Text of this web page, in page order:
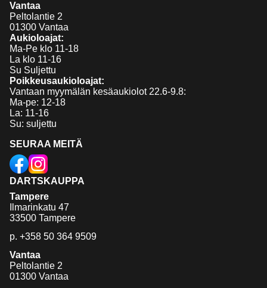
DARTSKAUPPA
Tampere
Ilmarinkatu 47
33500 Tampere
p. +358 50 364 9509
Vantaa
Peltolantie 2
01300 Vantaa
SEURAA MEITÄ
Vantaa
Peltolantie 2
01300 Vantaa
Aukioloajat:
Ma-Pe klo 11-18
La klo 11-16
Su Suljettu
Poikkeusaukioloajat:
Vantaan myymälän kesäaukiolot 22.6-9.8:
Ma-pe: 12-18
La: 11-16
Su: suljettu